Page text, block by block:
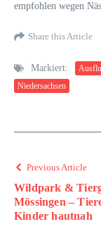
empfohlen wegen
Share this Article
Markiert:
Niedersachsen
Previous Article
Wildpark &
Mössingen –
Kinder hautnah